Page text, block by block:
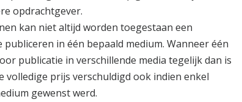
opdrachtgever.
kan niet altijd worden toegestaan een
in één bepaald medium. Wanneer één
publicatie in verschillende media tegelijk dan is
volledige prijs verschuldigd ook indien enkel
gewenst werd.